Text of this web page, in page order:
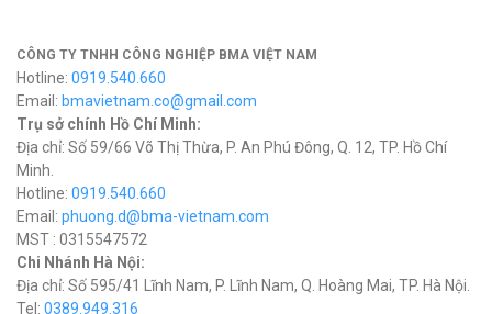
CÔNG TY TNHH CÔNG NGHIỆP BMA VIỆT NAM
Hotline: 0919.540.660
Email: bmavietnam.co@gmail.com
Trụ sở chính Hồ Chí Minh:
Địa chỉ: Số 59/66 Võ Thị Thừa, P. An Phú Đông, Q. 12, TP. Hồ Chí
Minh.
Hotline: 0919.540.660
Email: phuong.d@bma-vietnam.com
MST : 0315547572
Chi Nhánh Hà Nội:
Địa chỉ: Số 595/41 Lĩnh Nam, P. Lĩnh Nam, Q. Hoàng Mai, TP. Hà Nội.
Tel: 0389.949.316